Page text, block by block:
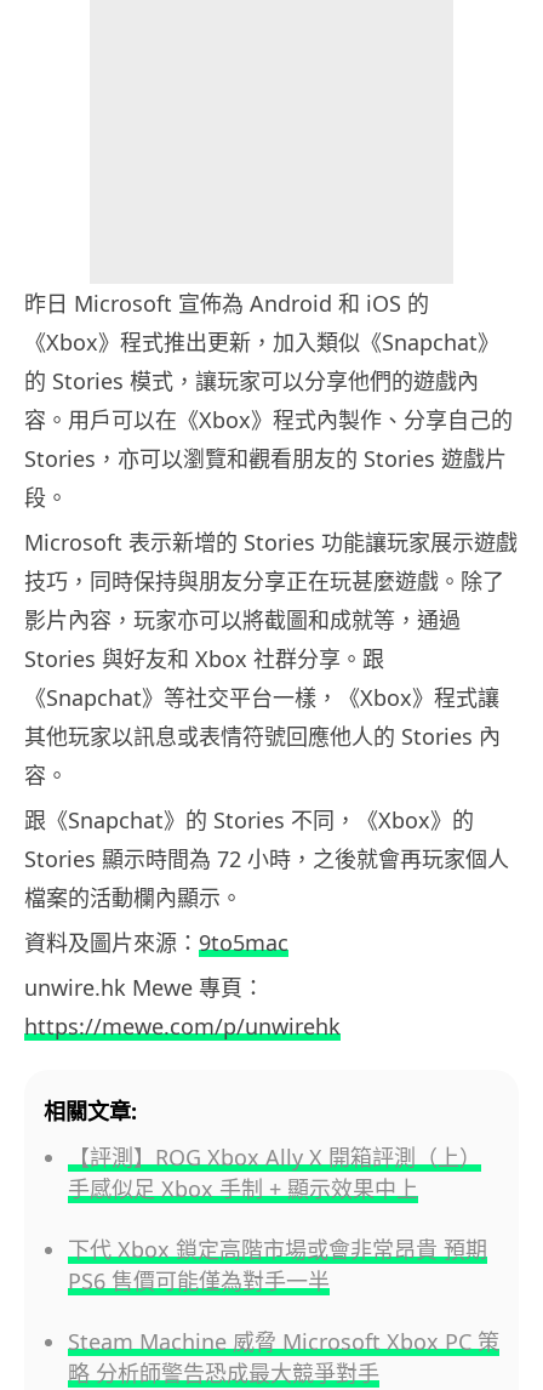
昨日 Microsoft 宣佈為 Android 和 iOS 的
《Xbox》程式推出更新，加入類似《Snapchat》
的 Stories 模式，讓玩家可以分享他們的遊戲內
容。用戶可以在《Xbox》程式內製作、分享自己的
Stories，亦可以瀏覽和觀看朋友的 Stories 遊戲片
段。
Microsoft 表示新增的 Stories 功能讓玩家展示遊戲
技巧，同時保持與朋友分享正在玩甚麼遊戲。除了
影片內容，玩家亦可以將截圖和成就等，通過
Stories 與好友和 Xbox 社群分享。跟
《Snapchat》等社交平台一樣，《Xbox》程式讓
其他玩家以訊息或表情符號回應他人的 Stories 內
容。
跟《Snapchat》的 Stories 不同，《Xbox》的
Stories 顯示時間為 72 小時，之後就會再玩家個人
檔案的活動欄內顯示。
資料及圖片來源： 9to5mac
unwire.hk Mewe 專頁：
https://mewe.com/p/unwirehk
相關文章:
【評測】ROG Xbox Ally X 開箱評測（上）
手感似足 Xbox 手制 + 顯示效果中上
下代 Xbox 鎖定高階市場或會非常昂貴 預期
PS6 售價可能僅為對手一半
Steam Machine 威脅 Microsoft Xbox PC 策
略 分析師警告恐成最大競爭對手